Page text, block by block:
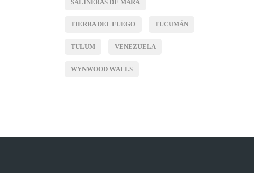
SALINERAS DE MARA
TIERRA DEL FUEGO TUCUMÁN
TULUM VENEZUELA
WYNWOOD WALLS